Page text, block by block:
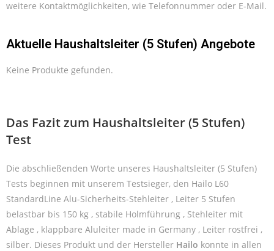
weitere Kontaktmöglichkeiten, wie Telefonnummer oder E-Mail.
Aktuelle Haushaltsleiter (5 Stufen) Angebote
Keine Produkte gefunden.
Das Fazit zum Haushaltsleiter (5 Stufen)
Test
Die abschließenden Worte unseres Haushaltsleiter (5 Stufen)
Tests beginnen mit unserem Testsieger, den Hailo L60
StandardLine Alu-Sicherheits-Stehleiter , Leiter 5 Stufen
belastbar bis 150 kg , stabile Holmführung , Stehleiter mit
Ablage , klappbare Aluleiter made in Germany , Leiter rostfrei ,
silber. Dieses Produkt und der Hersteller Hailo konnte in allen